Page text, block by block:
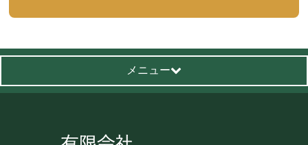
メニュー